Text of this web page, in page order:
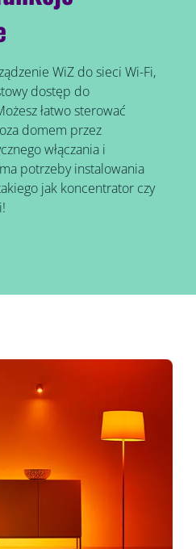
WiZ do sieci Wi-Fi,
dostęp do
łatwo sterować
domem przez
włączania i
potrzeby instalowania
jak koncentrator czy